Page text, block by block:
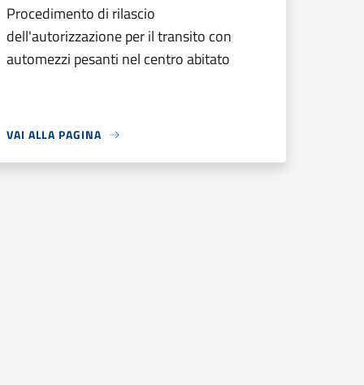
Procedimento di rilascio
dell'autorizzazione per il transito con
automezzi pesanti nel centro abitato
VAI ALLA PAGINA